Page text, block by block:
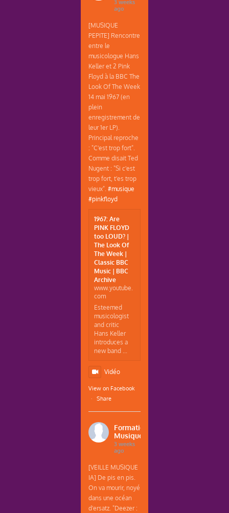
3 weeks
ago
[MUSIQUE
PEPITE] Rencontre
entre le
musicologue Hans
Keller et 2 Pink
Floyd à la BBC The
Look Of The Week
14 mai 1967 (en
plein
enregistrement de
leur 1er LP).
Principal reproche
: "C'est trop fort".
Comme disait Ted
Nugent : "Si c'est
trop fort, t'es trop
vieux".#musique
#pinkfloyd
1967: Are
PINK FLOYD
too LOUD? |
The Look Of
The Week |
Classic BBC
Music | BBC
Archive
www.youtube.
com
Esteemed
musicologist
and critic
Hans Keller
introduces a
new band ...
Vidéo
View on Facebook
·
Share
Formations
Musique
3 weeks
ago
[VEILLE MUSIQUE
IA] De pis en pis.
On va mourir, noyé
dans une océan
d'ersatz. "Deezer :